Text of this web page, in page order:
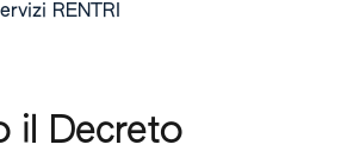
RENTRI
il Decreto